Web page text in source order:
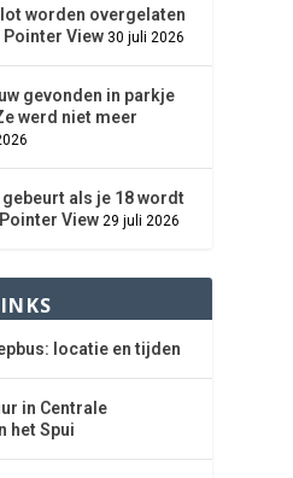
worden overgelaten
View 30 juli 2026
gevonden in parkje
werd niet meer
als je 18 wordt
View 29 juli 2026
locatie en tijden
in Centrale
het Spui